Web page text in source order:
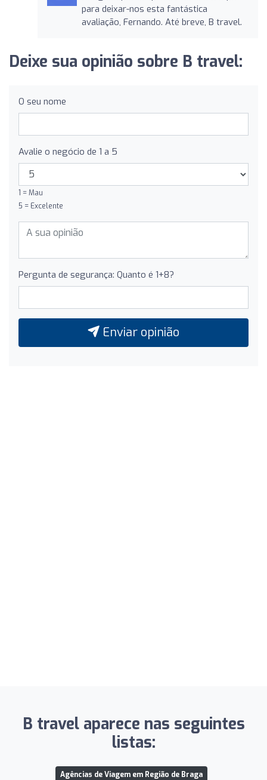
para deixar-nos esta fantástica
avaliação, Fernando. Até breve, B travel.
Deixe sua opinião sobre B travel:
O seu nome
Avalie o negócio de 1 a 5
1 = Mau
5 = Excelente
Pergunta de segurança: Quanto é 1+8?
Enviar opinião
B travel aparece nas seguintes
listas:
Agências de Viagem em Região de Braga